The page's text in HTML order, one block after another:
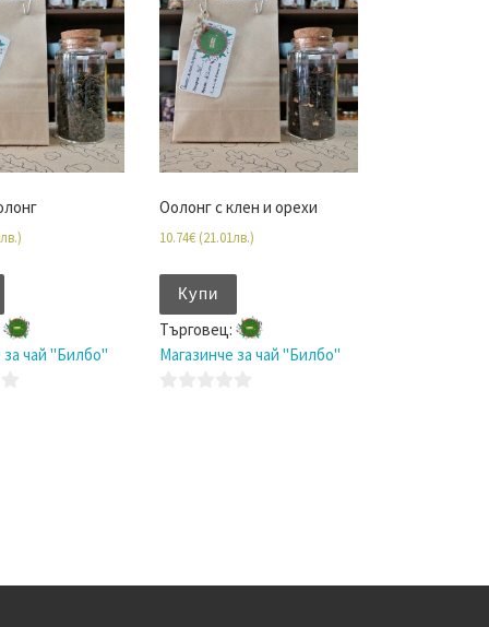
t
f
5
лв.)
за чай "Билбо"
Оолонг с клен и орехи
10.74€ (21.01лв.)
Купи
Търговец:
Магазинче за чай "Билбо"